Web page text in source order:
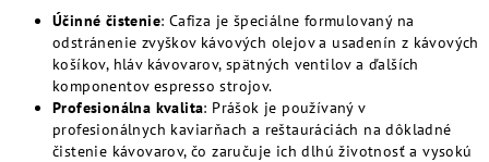
Účinné čistenie: Cafiza je špeciálne formulovaný na
odstránenie zvyškov kávových olejov a usadenín z kávových
košíkov, hláv kávovarov, spätných ventilov a ďalších
komponentov espresso strojov.
Profesionálna kvalita: Prášok je používaný v
profesionálnych kaviarňach a reštauráciách na dôkladné
čistenie kávovarov, čo zaručuje ich dlhú životnosť a vysokú